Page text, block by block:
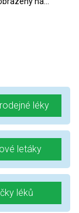
léky
letáky
léků